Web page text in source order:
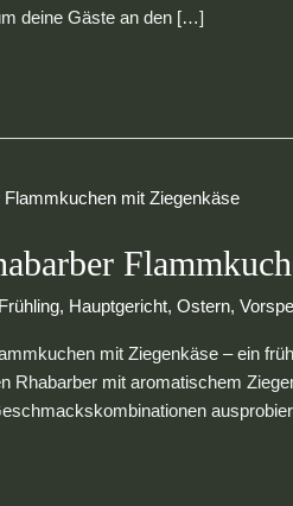
deine Gäste an den […]
Frühling, Hauptgericht, Ostern,
mit Ziegenkäse – ein
Rhabarber mit aromatischem